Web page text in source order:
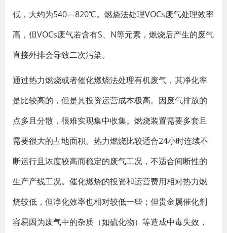
低，大约为540—820℃。燃烧法处理VOCs废气处理效率
高，但VOCs废气若含有S、N等元素，燃烧后产生的废气
直接外排会导致二次污染。
通过热力燃烧或者催化燃烧法处理有机废气，其净化率
是比较高的，但是其投资运营成本极高。因废气排放的
点多且分散，很难实现集中收集。燃烧装置需要多套且
需要很大的占地面积。热力燃烧比较适合24小时连续不
断运行且浓度较高而稳定的废气工况，不适合间断性的
生产产线工况。催化燃烧的投资和运营费用相对热力燃
烧较低，但净化效率也相对较低一些；但贵金属催化剂
容易因为废气中的杂质（如硫化物）等造成中毒失效，